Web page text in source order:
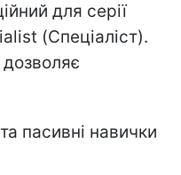
для серії
(Спеціаліст).
пасивні навички